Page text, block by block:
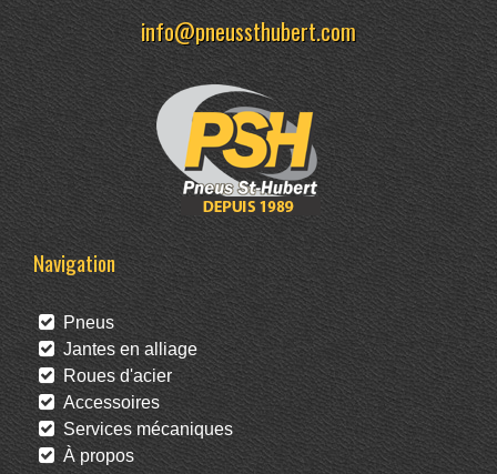
info@pneussthubert.com
Navigation
Pneus
Jantes en alliage
Roues d'acier
Accessoires
Services mécaniques
À propos